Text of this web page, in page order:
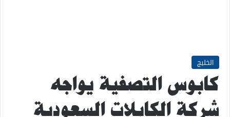
الخليج
كابوس التصفية يواجه
شركة الكابلات السعودية